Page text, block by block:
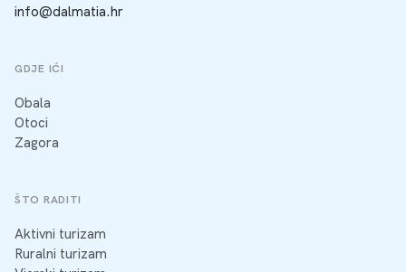
info@dalmatia.hr
GDJE IĆI
Obala
Otoci
Zagora
ŠTO RADITI
Aktivni turizam
Ruralni turizam